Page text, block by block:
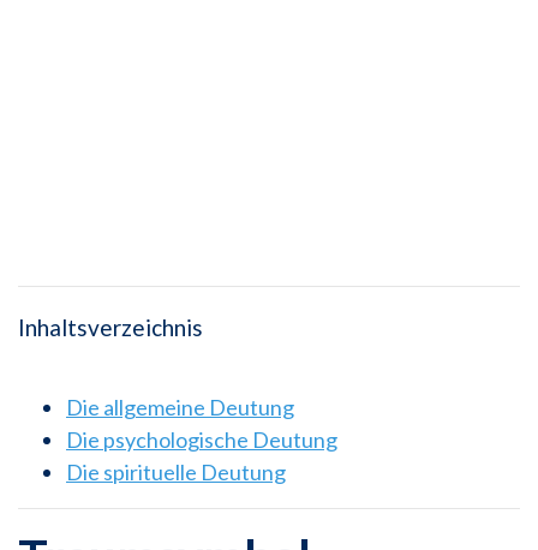
Inhaltsverzeichnis
Die allgemeine Deutung
Die psychologische Deutung
Die spirituelle Deutung